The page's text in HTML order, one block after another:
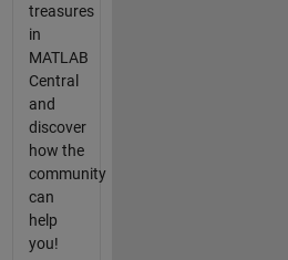
treasures
in
MATLAB
Central
and
discover
how the
community
can
help
you!